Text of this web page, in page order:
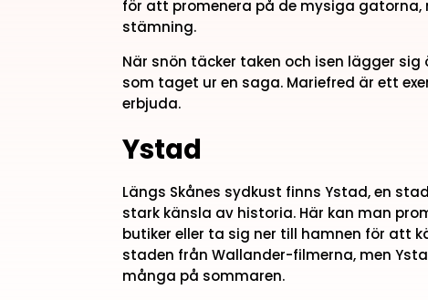
för att promenera på de mysiga
stämning.
När snön täcker taken och isen lägger
som taget ur en saga. Mariefred är ett
erbjuda.
Ystad
Längs Skånes sydkust finns Ystad, en
stark känsla av historia. Här kan man
butiker eller ta sig ner till hamnen för att
staden från Wallander-filmerna, men
många på sommaren.